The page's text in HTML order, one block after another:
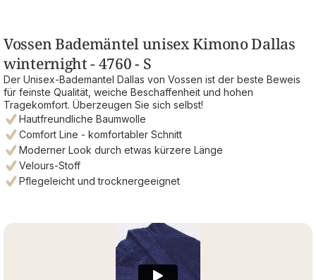
Vossen Bademäntel unisex Kimono Dallas
winternight - 4760 - S
Der Unisex-Bademantel Dallas von Vossen ist der beste Beweis
für feinste Qualität, weiche Beschaffenheit und hohen
Tragekomfort. Überzeugen Sie sich selbst!
Hautfreundliche Baumwolle
Comfort Line - komfortabler Schnitt
Moderner Look durch etwas kürzere Länge
Velours-Stoff
Pflegeleicht und trocknergeeignet